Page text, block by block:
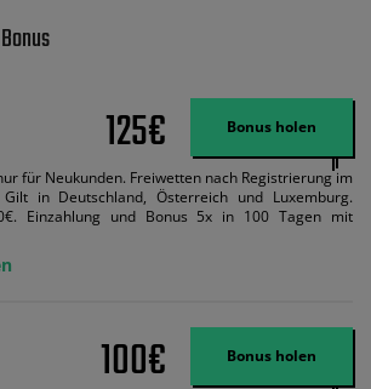
125€ Bonus holen
für Neukunden. Freiwetten nach Registrierung im
in Deutschland, Österreich und Luxemburg.
Einzahlung und Bonus 5x in 100 Tagen mit
werden. AGB gelten. Lizenziert; Hilfe bei
100€ Bonus holen